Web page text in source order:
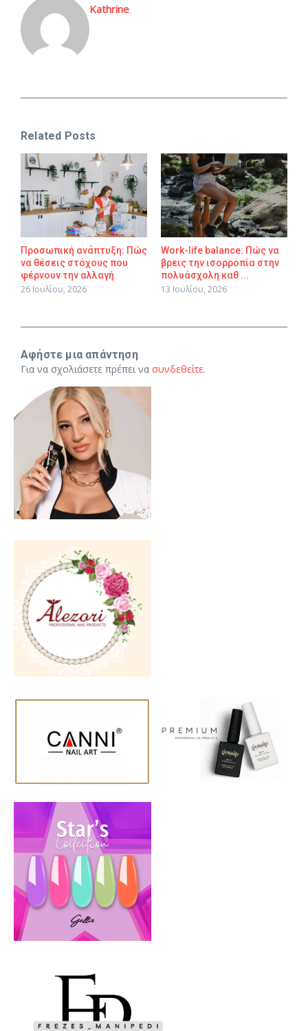
Kathrine
Related Posts
Προσωπική ανάπτυξη: Πώς
να θέσεις στόχους που
φέρνουν την αλλαγή
26 Ιουλίου, 2026
Work-life balance: Πώς να
βρεις την ισορροπία στην
πολυάσχολη καθ ...
13 Ιουλίου, 2026
Αφήστε μια απάντηση
Για να σχολιάσετε πρέπει να συνδεθείτε.